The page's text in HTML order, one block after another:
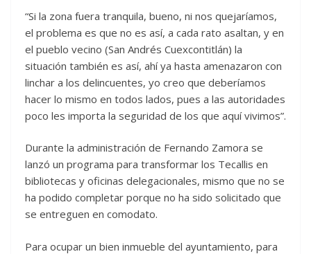
“Si la zona fuera tranquila, bueno, ni nos quejaríamos,
el problema es que no es así, a cada rato asaltan, y en
el pueblo vecino (San Andrés Cuexcontitlán) la
situación también es así, ahí ya hasta amenazaron con
linchar a los delincuentes, yo creo que deberíamos
hacer lo mismo en todos lados, pues a las autoridades
poco les importa la seguridad de los que aquí vivimos”.
Durante la administración de Fernando Zamora se
lanzó un programa para transformar los Tecallis en
bibliotecas y oficinas delegacionales, mismo que no se
ha podido completar porque no ha sido solicitado que
se entreguen en comodato.
Para ocupar un bien inmueble del ayuntamiento, para